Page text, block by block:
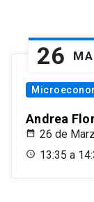
26
Andrea
26 de
13:35 a